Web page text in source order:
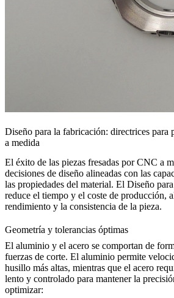
Diseño para la fabricación: directrices para
a medida
El éxito de las piezas fresadas por CNC a
decisiones de diseño alineadas con las
las propiedades del material. El Diseño
reduce el tiempo y el coste de producción,
rendimiento y la consistencia de la pieza.
Geometría y tolerancias óptimas
El aluminio y el acero se comportan de
fuerzas de corte. El aluminio permite
husillo más altas, mientras que el acero
lento y controlado para mantener la
optimizar: